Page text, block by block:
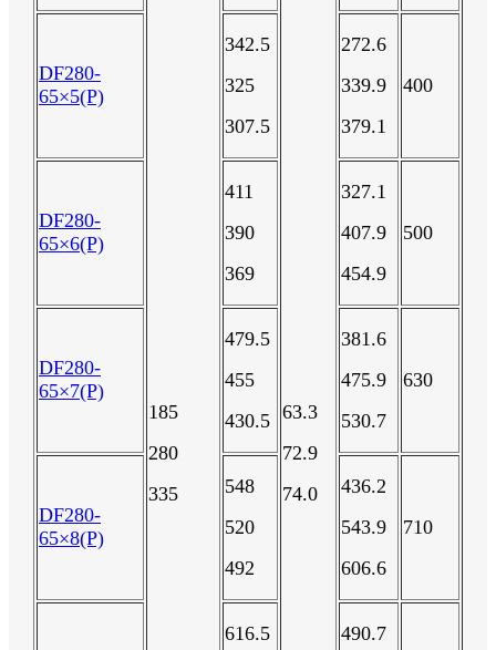
185
280
335
63.3
72.9
74.0
DF280-
65×5(P)
342.5
325
307.5
272.6
339.9
379.1
400
DF280-
65×6(P)
411
390
369
327.1
407.9
454.9
500
DF280-
65×7(P)
479.5
455
430.5
381.6
475.9
530.7
630
DF280-
65×8(P)
548
520
492
436.2
543.9
606.6
710
616.5
490.7